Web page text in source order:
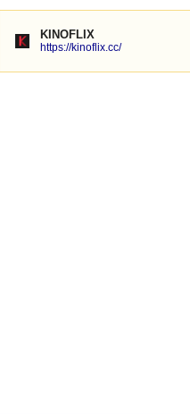
KINOFLIX
https://kinoflix.cc/